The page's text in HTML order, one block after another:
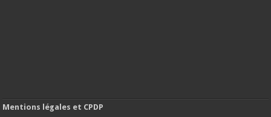
Mentions légales et CPDP